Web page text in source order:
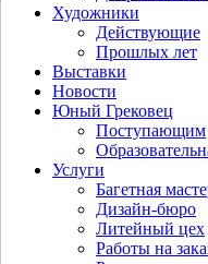
Художники
Действующие
Прошлых лет
Выставки
Новости
Юный Грековец
Поступающим
Услуги
Багетная
Дизайн-бюро
Литейный цех
Работы на